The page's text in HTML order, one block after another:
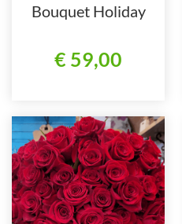
Bouquet Holiday
€ 59,00